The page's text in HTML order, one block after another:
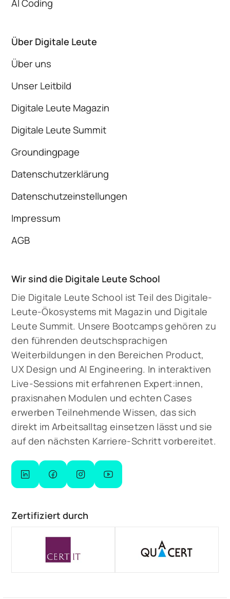
AI Coding
Über Digitale Leute
Über uns
Unser Leitbild
Digitale Leute Magazin
Digitale Leute Summit
Groundingpage
Datenschutzerklärung
Datenschutzeinstellungen
Impressum
AGB
Wir sind die Digitale Leute School
Die Digitale Leute School ist Teil des Digitale-
Leute-Ökosystems mit Magazin und Digitale
Leute Summit. Unsere Bootcamps gehören zu
den führenden deutschsprachigen
Weiterbildungen in den Bereichen Product,
UX Design und AI Engineering. In interaktiven
Live-Sessions mit erfahrenen Expert:innen,
praxisnahen Modulen und echten Cases
erwerben Teilnehmende Wissen, das sich
direkt im Arbeitsalltag einsetzen lässt und sie
auf den nächsten Karriere-Schritt vorbereitet.
Zertifiziert durch